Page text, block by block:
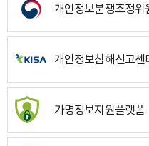
개인정보분쟁조정위
개인정보침해신고센
가명정보지원플랫폼